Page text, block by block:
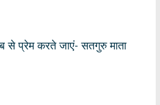
से प्रेम करते जाएं- सतगुरु माता